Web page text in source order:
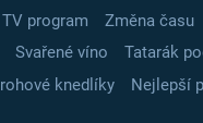
TV program Změna času
Svařené víno Tatarák
knedlíky Nejlepší